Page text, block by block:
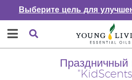
Выберите цель для
Праздничный